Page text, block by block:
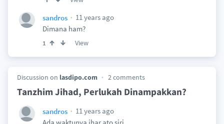
sandros
11 years ago
Dimana ham?
1 View
Discussion on lasdipo.com 2 comments
Tanzhim Jihad, Perlukah Dinampakkan?
sandros
11 years ago